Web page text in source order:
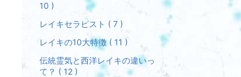
10 )
レイキセラピスト ( 7 )
レイキの10大特徴 ( 11 )
伝統霊気と西洋レイキの違いっ
て？ ( 12 )